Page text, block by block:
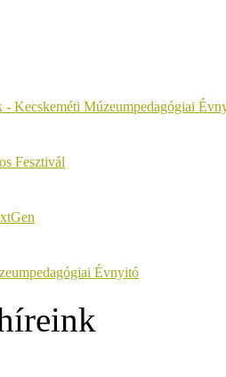
- Kecskeméti Múzeumpedagógiai
Fesztivál
Évnyitó